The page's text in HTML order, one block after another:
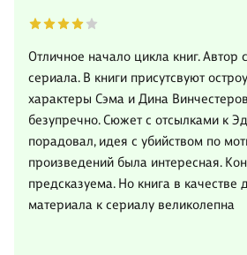
Отличное начало цикла книг. Автор
сериала. В книги присутсвуют
характеры Сэма и Дина
безупречно. Сюжет с отсылками к
порадовал, идея с убийством по
произведений была интересная.
предсказуема. Но книга в качестве
материала к сериалу великолепна